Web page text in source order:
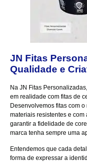
JN Fitas
Qualidade e
Na JN Fitas Personalizadas
em realidade com fitas de
Desenvolvemos fitas com
materiais resistentes e
garantir a fidelidade de
marca tenha sempre uma
Entendemos que cada
forma de expressar a